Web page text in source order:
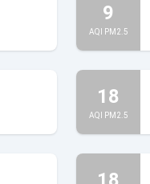
9
AQI PM2.5
18
AQI PM2.5